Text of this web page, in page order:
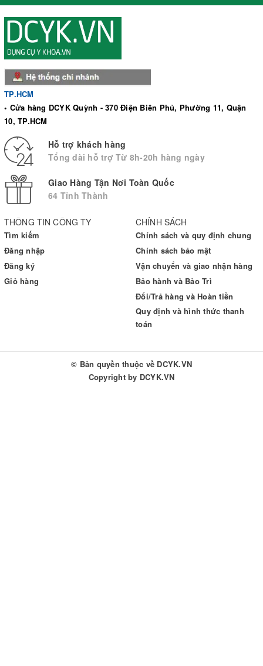
THÔNG TIN CÔNG TY
Tìm kiếm
Đăng nhập
Đăng ký
Giỏ hàng
CHÍNH SÁCH
Chính sách và quy định chung
Chính sách bảo mật
Vận chuyển và giao nhận hàng
Bảo hành và Bảo Trì
Đổi/Trả hàng và Hoàn tiền
Quy định và hình thức thanh
toán
TP.HCM
• Cửa hàng DCYK Quỳnh - 370 Điện Biên Phủ, Phường 11, Quận
10, TP.HCM
Hỗ trợ khách hàng
Tổng đài hỗ trợ Từ 8h-20h hàng ngày
Giao Hàng Tận Nơi Toàn Quốc
64 Tỉnh Thành
© Bản quyền thuộc về DCYK.VN
Copyright by DCYK.VN